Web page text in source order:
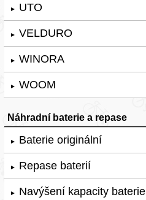
► UTO
► VELDURO
► WINORA
► WOOM
Náhradní baterie a repase
► Baterie originální
► Repase baterií
► Navýšení kapacity baterie